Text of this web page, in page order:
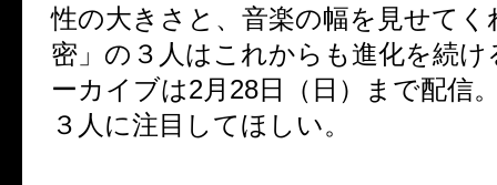
性の大きさと、音楽の幅を見せてく
密」の３人はこれからも進化を続
ーカイブは2月 28日（日）まで配信
３人に注目してほしい。